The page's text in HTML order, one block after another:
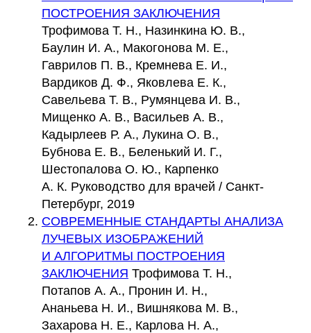
ПОСТРОЕНИЯ ЗАКЛЮЧЕНИЯ
Трофимова Т. Н., Назинкина Ю. В.,
Баулин И. А., Макогонова М. Е.,
Гаврилов П. В., Кремнева Е. И.,
Вардиков Д. Ф., Яковлева Е. К.,
Савельева Т. В., Румянцева И. В.,
Мищенко А. В., Васильев А. В.,
Кадырлеев Р. А., Лукина О. В.,
Бубнова Е. В., Беленький И. Г.,
Шестопалова О. Ю., Карпенко
А. К. Руководство для врачей / Санкт-
Петербург, 2019
СОВРЕМЕННЫЕ СТАНДАРТЫ АНАЛИЗА
ЛУЧЕВЫХ ИЗОБРАЖЕНИЙ
И АЛГОРИТМЫ ПОСТРОЕНИЯ
ЗАКЛЮЧЕНИЯ Трофимова Т. Н.,
Потапов А. А., Пронин И. Н.,
Ананьева Н. И., Вишнякова М. В.,
Захарова Н. Е., Карлова Н. А.,